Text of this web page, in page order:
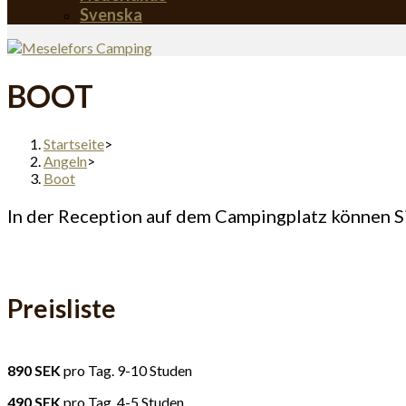
Svenska
BOOT
Startseite>
Angeln>
Boot
In der Reception auf dem Campingplatz
Preisliste
890 SEKpro Tag. 9-10 Studen
490 SEKpro Tag. 4-5 Studen